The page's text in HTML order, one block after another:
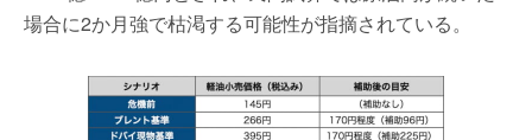
場合に2か月強で枯渇する可能性が指摘されている。